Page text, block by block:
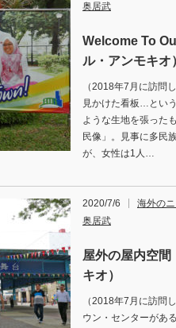
奥居武
Welcome To
ル・アンモキオ
（2018年7月に訪問
見かけた看板…とい
ような生地を張った
民像」。見事に多民
が、女性は1人…
2020/7/6 海外の
奥居武
屋外の屋内空間
キオ）
（2018年7月に訪問
ウン・センターがあ